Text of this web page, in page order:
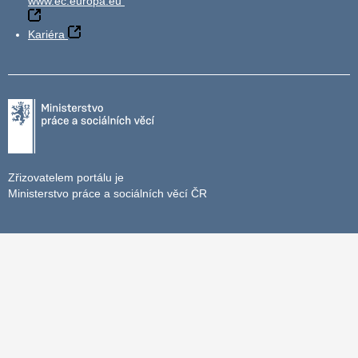
Kariéra
Zřizovatelem portálu je
Ministerstvo práce a sociálních věcí ČR